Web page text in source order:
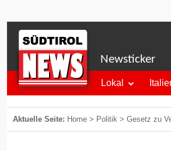
Newsticker
Lokal
Aktuelle Seite: Home > Politik > Gesetz zu